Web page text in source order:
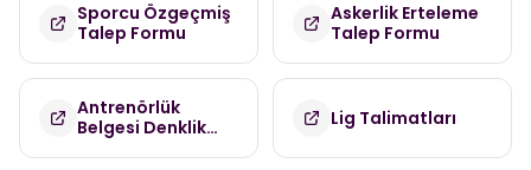
Sporcu Özgeçmiş
Talep Formu
Askerlik Erteleme
Talep Formu
Antrenörlük
Belgesi Denklik
Lig Talimatları